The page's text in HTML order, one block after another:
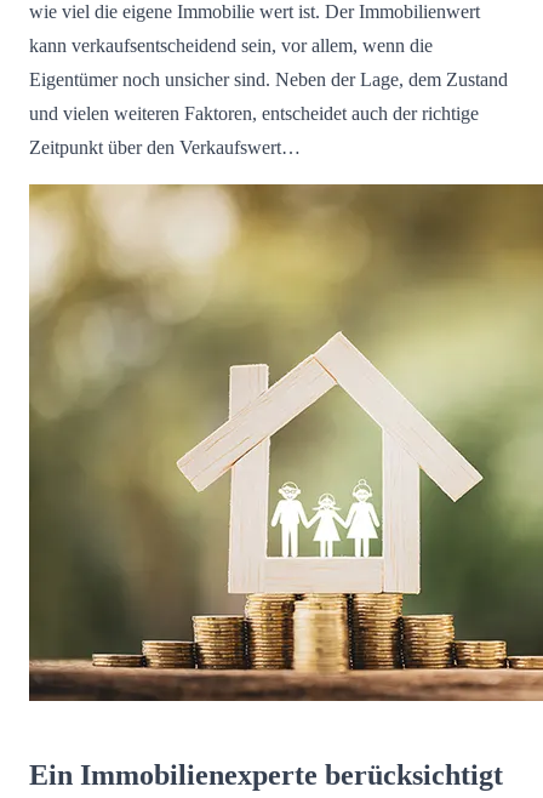
wie viel die eigene Immobilie wert ist. Der Immobilienwert
kann verkaufsentscheidend sein, vor allem, wenn die
Eigentümer noch unsicher sind. Neben der Lage, dem Zustand
und vielen weiteren Faktoren, entscheidet auch der richtige
Zeitpunkt über den Verkaufswert…
Ein Immobilienexperte berücksichtigt